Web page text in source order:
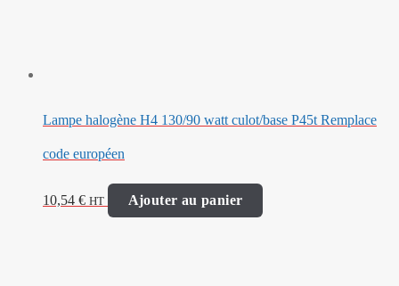
Lampe halogène H4 130/90 watt culot/base P45t Remplace
code européen
10,54 € HT Ajouter au panier